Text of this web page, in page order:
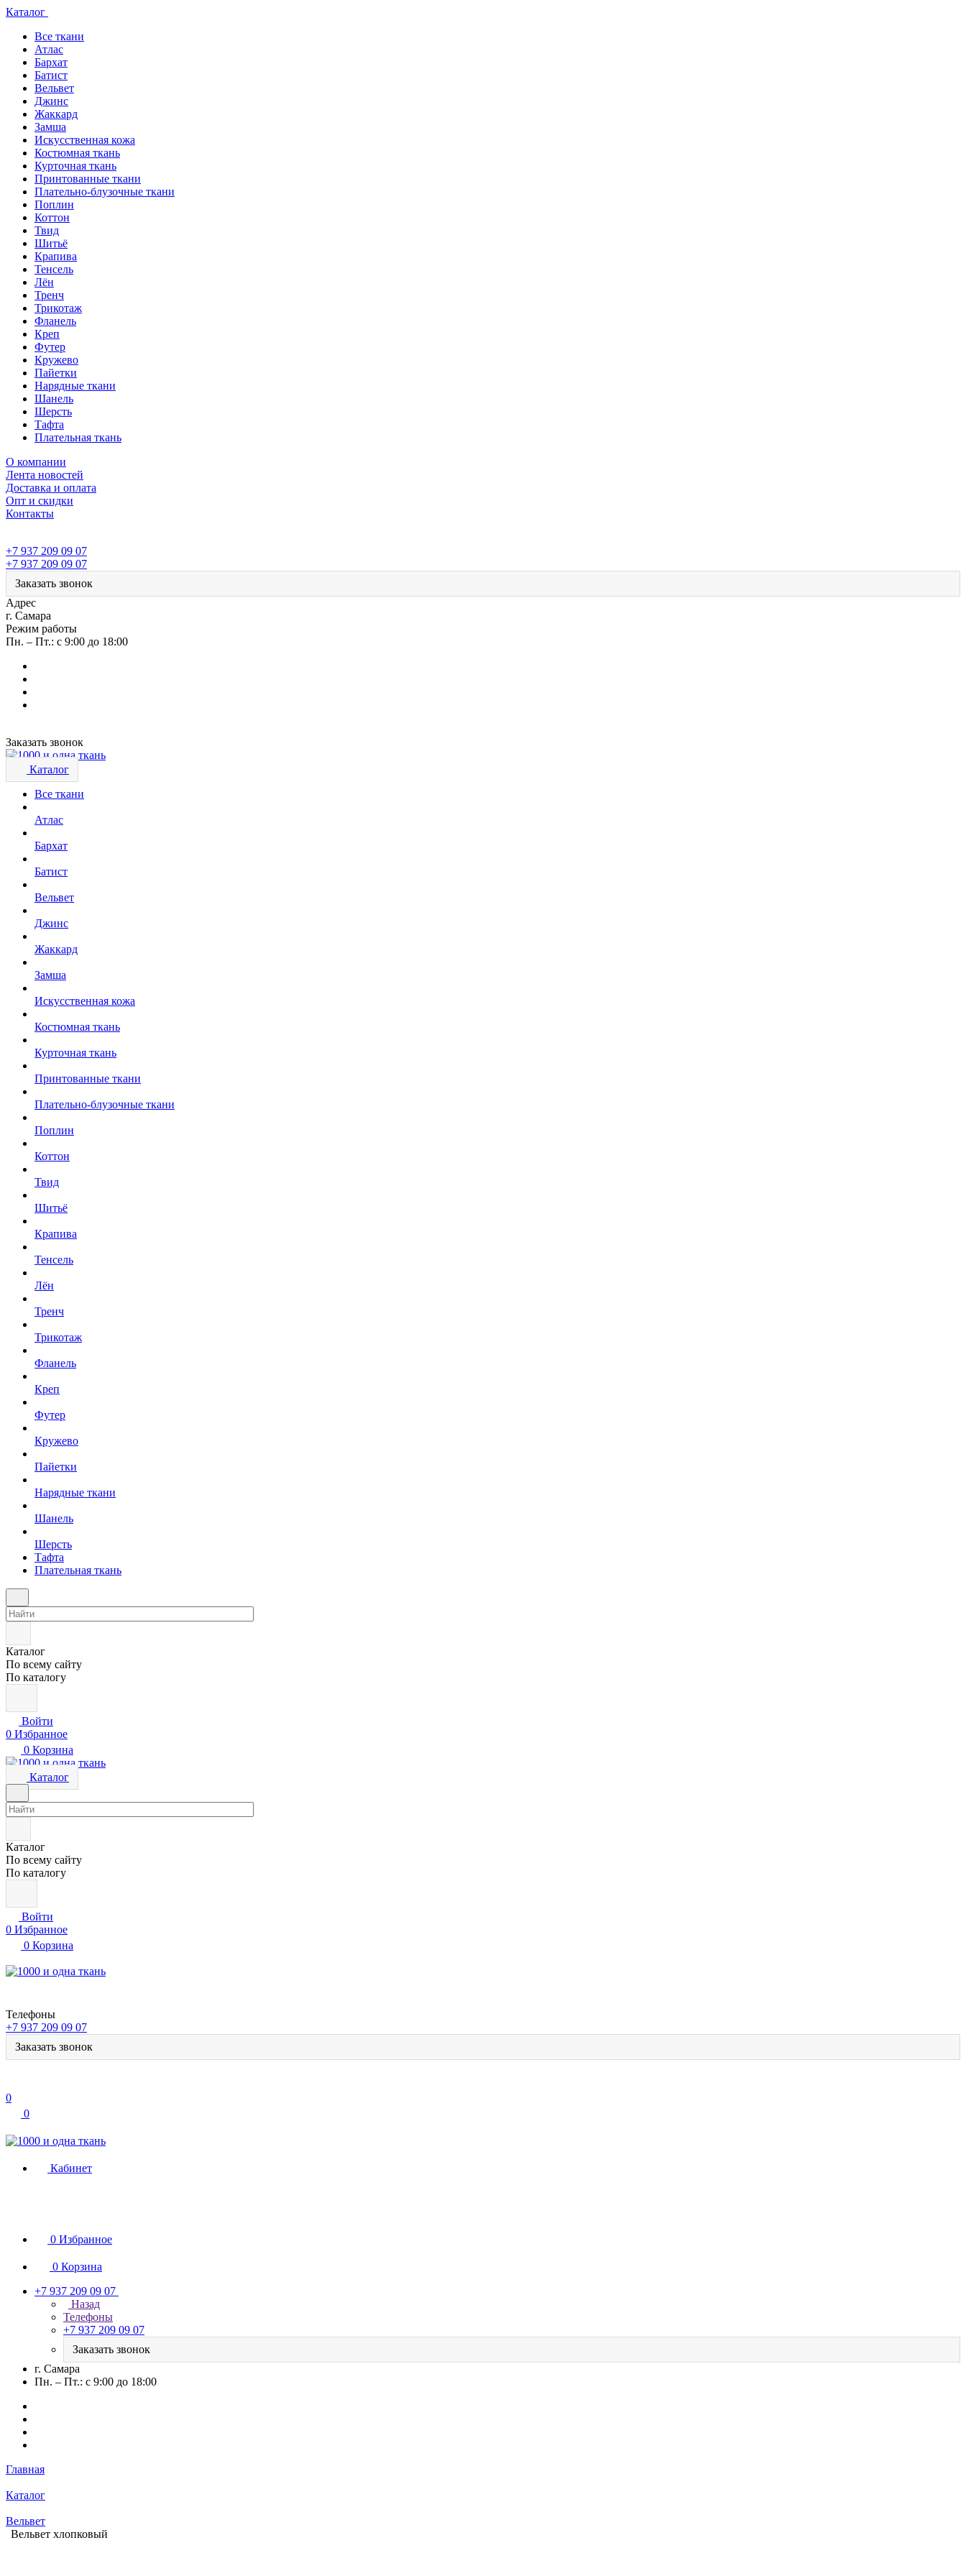
Каталог
Все ткани
Атлас
Бархат
Батист
Вельвет
Джинс
Жаккард
Замша
Искусственная кожа
Костюмная ткань
Курточная ткань
Принтованные ткани
Плательно-блузочные ткани
Поплин
Коттон
Твид
Шитьё
Крапива
Тенсель
Лён
Тренч
Трикотаж
Фланель
Креп
Футер
Кружево
Пайетки
Нарядные ткани
Шанель
Шерсть
Тафта
Плательная ткань
О компании
Лента новостей
Доставка и оплата
Опт и скидки
Контакты
+7 937 209 09 07
+7 937 209 09 07
Заказать звонок
Адрес
г. Самара
Режим работы
Пн. – Пт.: с 9:00 до 18:00
Заказать звонок
Каталог
Все ткани
Атлас
Бархат
Батист
Вельвет
Джинс
Жаккард
Замша
Искусственная кожа
Костюмная ткань
Курточная ткань
Принтованные ткани
Плательно-блузочные ткани
Поплин
Коттон
Твид
Шитьё
Крапива
Тенсель
Лён
Тренч
Трикотаж
Фланель
Креп
Футер
Кружево
Пайетки
Нарядные ткани
Шанель
Шерсть
Тафта
Плательная ткань
Каталог
По всему сайту
По каталогу
Войти
0 Избранное
0 Корзина
Каталог
Каталог
По всему сайту
По каталогу
Войти
0 Избранное
0 Корзина
Телефоны
+7 937 209 09 07
Заказать звонок
0
0
Кабинет
0 Избранное
0 Корзина
+7 937 209 09 07
Назад
Телефоны
+7 937 209 09 07
Заказать звонок
г. Самара
Пн. – Пт.: с 9:00 до 18:00
Главная
Каталог
Вельвет
Вельвет хлопковый